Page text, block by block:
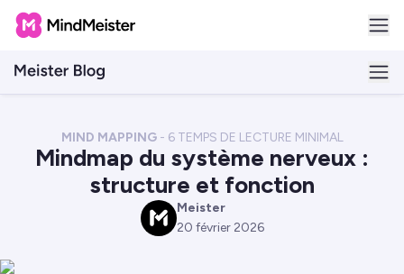
MIND MAPPING - 6 TEMPS DE LECTURE MINIMAL
Mindmap du système nerveux :
structure et fonction
M
Meister
20 février 2026